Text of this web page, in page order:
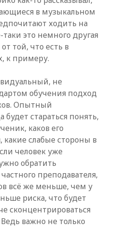
в музыкальном
ходить на
это немного другая
той, что есть в
к примеру.
не
обучения подход
Опытный
будет стараться понять,
каков его
какие слабые стороны в
человек уже
обратить
преподавателя,
всё же меньше, чем у
риска, что будет
сконцентрироваться
важно не только